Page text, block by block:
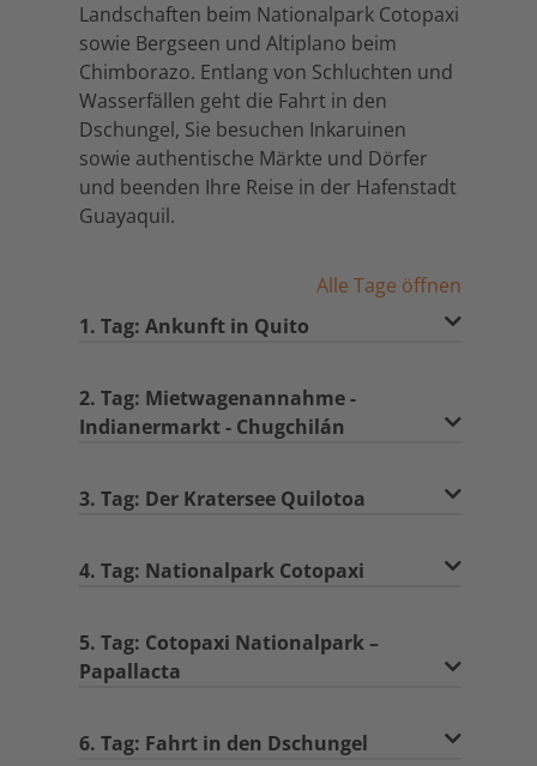
Landschaften beim Nationalpark Cotopaxi
sowie Bergseen und Altiplano beim
Chimborazo. Entlang von Schluchten und
Wasserfällen geht die Fahrt in den
Dschungel, Sie besuchen Inkaruinen
sowie authentische Märkte und Dörfer
und beenden Ihre Reise in der Hafenstadt
Guayaquil.
Alle Tage öffnen
1. Tag: Ankunft in Quito
2. Tag: Mietwagenannahme -
Indianermarkt - Chugchilán
3. Tag: Der Kratersee Quilotoa
4. Tag: Nationalpark Cotopaxi
5. Tag: Cotopaxi Nationalpark –
Papallacta
6. Tag: Fahrt in den Dschungel